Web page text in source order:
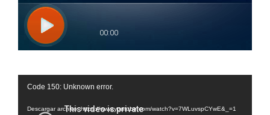
Reproductor
vídeo
Code 150: Unknown error.
Descargar archivo: https://www.youtube.com/watch?v=7WLuvspCYwE&_=1